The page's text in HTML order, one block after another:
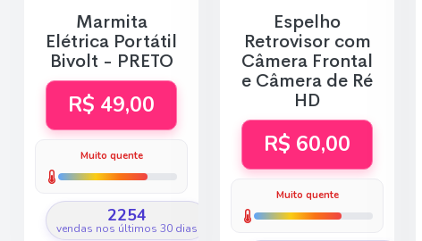
Marmita
Elétrica Portátil
Bivolt - PRETO
R$ 49,00
Muito quente
2254
vendas nos últimos 30 dias
Espelho
Retrovisor com
Câmera Frontal
e Câmera de Ré
HD
R$ 60,00
Muito quente